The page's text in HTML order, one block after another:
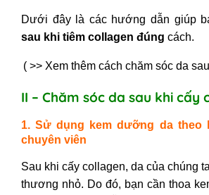
Dưới đây là các hướng dẫn giúp
sau khi tiêm collagen đúng cách.
( >> Xem thêm cách chăm sóc da
II – Chăm sóc da sau khi cấy
1. Sử dụng kem dưỡng da theo
chuyên viên
Sau khi cấy collagen, da của chúng
thương nhỏ. Do đó, bạn cần thoa